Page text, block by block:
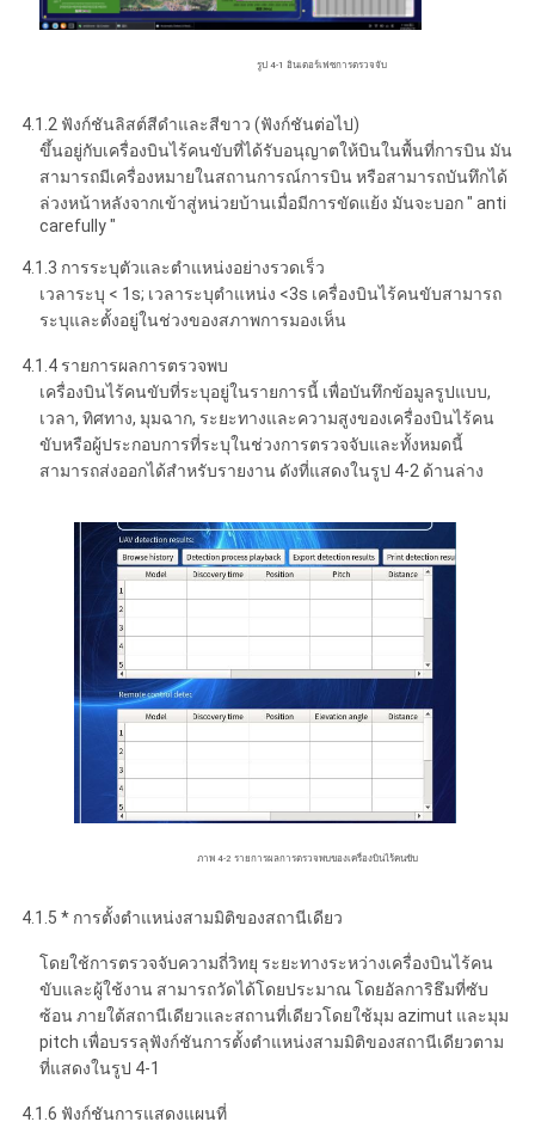
รูป 4-1 อินเตอร์เฟซการตรวจจับ
4.1.2 ฟังก์ชันลิสต์สีดําและสีขาว (ฟังก์ชันต่อไป)
ขึ้นอยู่กับเครื่องบินไร้คนขับที่ได้รับอนุญาตให้บินในพื้นที่การบิน มัน
สามารถมีเครื่องหมายในสถานการณ์การบิน หรือสามารถบันทึกได้
ล่วงหน้าหลังจากเข้าสู่หน่วยบ้านเมื่อมีการขัดแย้ง มันจะบอก " anti
carefully "
4.1.3 การระบุตัวและตําแหน่งอย่างรวดเร็ว
เวลาระบุ < 1s; เวลาระบุตําแหน่ง <3s เครื่องบินไร้คนขับสามารถ
ระบุและตั้งอยู่ในช่วงของสภาพการมองเห็น
4.1.4 รายการผลการตรวจพบ
เครื่องบินไร้คนขับที่ระบุอยู่ในรายการนี้ เพื่อบันทึกข้อมูลรูปแบบ,
เวลา, ทิศทาง, มุมฉาก, ระยะทางและความสูงของเครื่องบินไร้คน
ขับหรือผู้ประกอบการที่ระบุในช่วงการตรวจจับและทั้งหมดนี้
สามารถส่งออกได้สําหรับรายงาน ดังที่แสดงในรูป 4-2 ด้านล่าง
ภาพ 4-2 รายการผลการตรวจพบของเครื่องบินไร้คนขับ
4.1.5 * การตั้งตําแหน่งสามมิติของสถานีเดียว
โดยใช้การตรวจจับความถี่วิทยุ ระยะทางระหว่างเครื่องบินไร้คน
ขับและผู้ใช้งาน สามารถวัดได้โดยประมาณ โดยอัลการิธึมที่ซับ
ซ้อน ภายใต้สถานีเดียวและสถานที่เดียวโดยใช้มุม azimut และมุม
pitch เพื่อบรรลุฟังก์ชันการตั้งตําแหน่งสามมิติของสถานีเดียวตาม
ที่แสดงในรูป 4-1
4.1.6 ฟังก์ชันการแสดงแผนที่